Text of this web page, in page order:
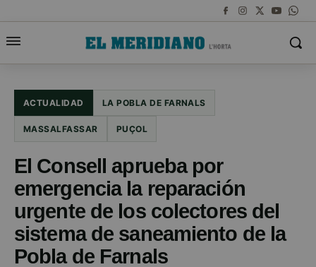
ACTUALIDAD LA POBLA DE FARNALS
MASSALFASSAR PUÇOL
El Consell aprueba por
emergencia la reparación
urgente de los colectores del
sistema de saneamiento de la
Pobla de Farnals